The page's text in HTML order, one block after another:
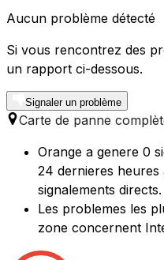
Aucun problème détecté
Si vous rencontrez des
un rapport ci-dessous.
Signaler un problème
Carte de panne
Orange a genere 0
24 dernieres
signalements directs.
Les problemes les
zone concernent